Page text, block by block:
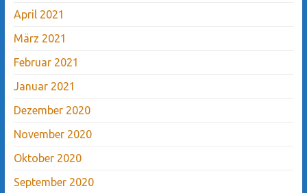
April 2021
März 2021
Februar 2021
Januar 2021
Dezember 2020
November 2020
Oktober 2020
September 2020